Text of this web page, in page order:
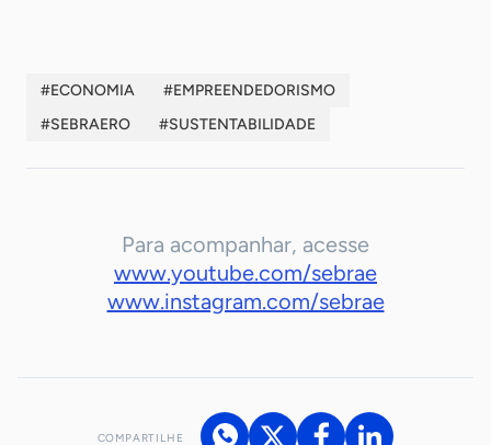
#ECONOMIA
#EMPREENDEDORISMO
#SEBRAERO
#SUSTENTABILIDADE
Para acompanhar, acesse
www.youtube.com/sebrae
www.instagram.com/sebrae
COMPARTILHE